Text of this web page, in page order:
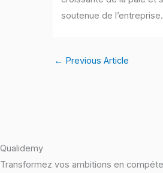
soutenue de l’entreprise.
← Previous Article
Qualidemy
Transformez vos ambitions en